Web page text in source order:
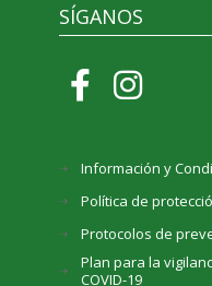
SÍGANOS
Información y
Política de
Protocolos de
Plan para la
COVID-19